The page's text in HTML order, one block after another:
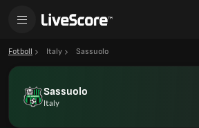
Fotboll Italy Sassuolo
Sassuolo
Italy